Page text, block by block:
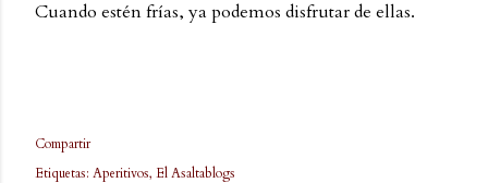
Cuando estén frías, ya podemos disfrutar de ellas.
Compartir
Etiquetas: Aperitivos El Asaltablogs